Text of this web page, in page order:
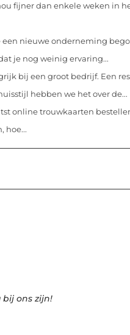
fijner dan enkele weken in
een nieuwe onderneming
je nog weinig ervaring...
bij een groot bedrijf. Een
hebben we het over de...
online trouwkaarten
hoe...
ons zijn!